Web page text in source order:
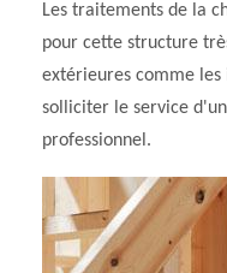
Les traitements de la
pour cette structure
extérieures comme les
solliciter le service
professionnel.